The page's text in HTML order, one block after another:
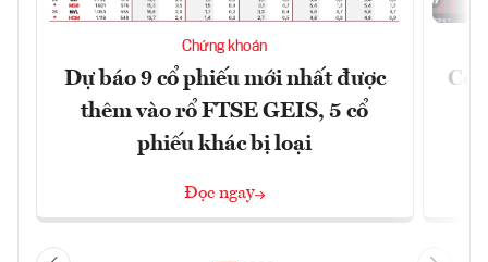
Chứng khoán
Dự báo 9 cổ phiếu mới nhất được
thêm vào rổ FTSE GEIS, 5 cổ
phiếu khác bị loại
Đọc ngay
Có